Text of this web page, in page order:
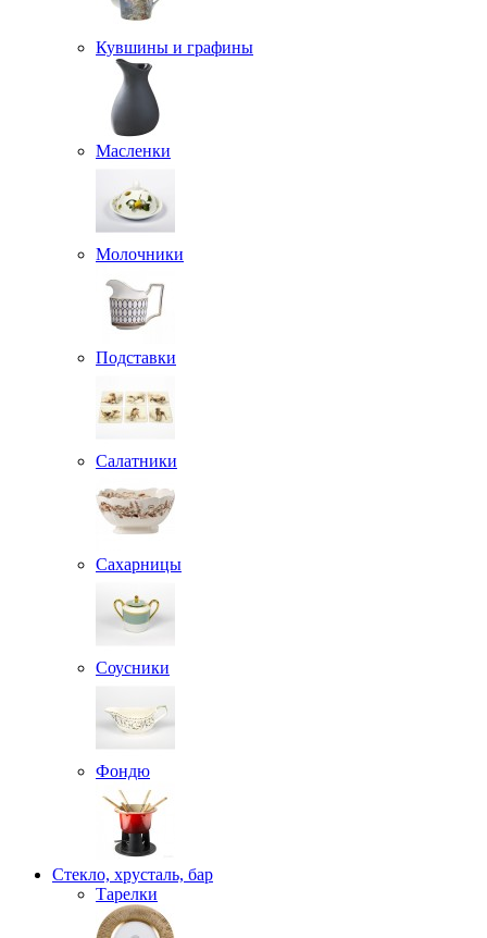
Кувшины и графины
Масленки
Молочники
Подставки
Салатники
Сахарницы
Соусники
Фондю
Стекло, хрусталь, бар
Тарелки